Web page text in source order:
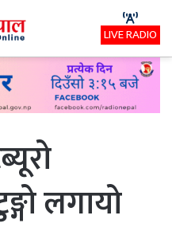
LIVE RADIO
लगायो